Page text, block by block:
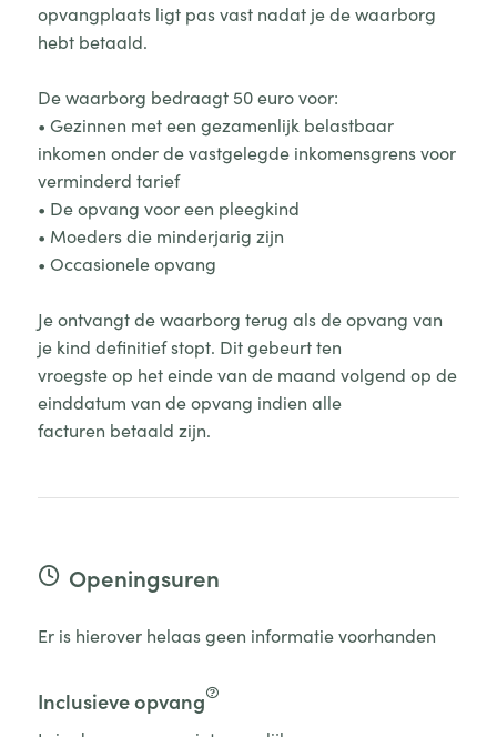
opvangplaats ligt pas vast nadat je de waarborg
hebt betaald.
De waarborg bedraagt 50 euro voor:
• Gezinnen met een gezamenlijk belastbaar
inkomen onder de vastgelegde inkomensgrens voor
verminderd tarief
• De opvang voor een pleegkind
• Moeders die minderjarig zijn
• Occasionele opvang
Je ontvangt de waarborg terug als de opvang van
je kind definitief stopt. Dit gebeurt ten
vroegste op het einde van de maand volgend op de
einddatum van de opvang indien alle
facturen betaald zijn.
Openingsuren
Er is hierover helaas geen informatie voorhanden
Inclusieve opvang